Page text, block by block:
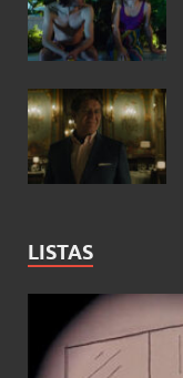
LISTAS